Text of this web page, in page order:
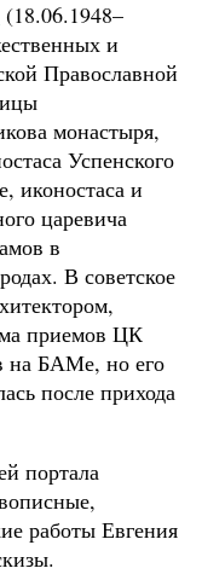
(18.06.1948–
и
Православной
монастыря,
Успенского
иконостаса и
царевича
в
В советское
приемов ЦК
на БАМе, но его
после прихода
портала
работы Евгения